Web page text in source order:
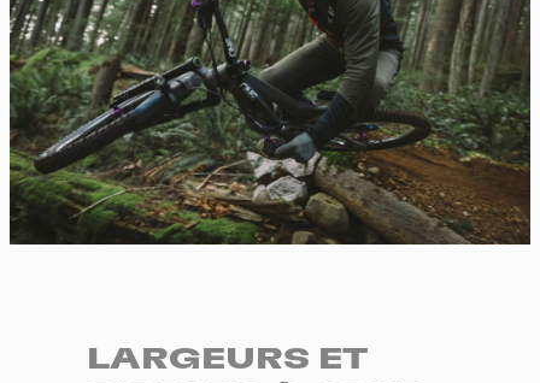
LARGEURS ET